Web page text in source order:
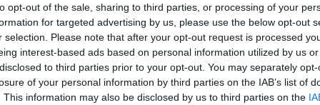
opt-out of the sale, sharing to third parties, or processing of your
for targeted advertising by us, please use the below opt-out
selection. Please note that after your opt-out request is processed
interest-based ads based on personal information utilized by us
to third parties prior to your opt-out. You may separately
of your personal information by third parties on the IAB’s list of
This information may also be disclosed by us to third parties on the
suddivisi inincentivi nazionalieincentivi
nel mercato del lavoro di specifiche categorie di
e disabili.